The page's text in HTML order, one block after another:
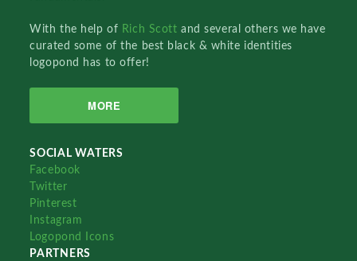
With the help of Rich Scottand several others we have
curated some of the best black & white identities
logopond has to offer!
MORE
SOCIAL WATERS
Facebook
Twitter
Pinterest
Instagram
Logopond Icons
PARTNERS